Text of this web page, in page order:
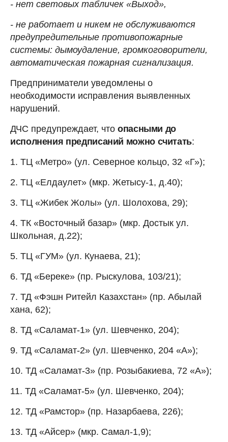
- нет световых табличек «Выход»,
- не работает и никем не обслуживаются
предупредительные противопожарные
системы: дымоудаление, громкоговорители,
автоматическая пожарная сигнализация.
Предприниматели уведомлены о
необходимости исправления выявленных
нарушений.
ДЧС предупреждает, что опасными до
исполнения предписаний можно считать:
1. ТЦ «Mетро» (ул. Северное кольцо, 32 «Г»);
2. ТЦ «Елдаулет» (мкр. Жетысу-1, д.40);
3. ТЦ «Жибек Жолы» (ул. Шолохова, 29);
4. ТК «Восточный базар» (мкр. Достык ул.
Школьная, д.22);
5. ТЦ «ГУМ» (ул. Кунаева, 21);
6. ТД «Береке» (пр. Рыскулова, 103/21);
7. ТД «Фэшн Ритейл Казахстан» (пр. Абылай
хана, 62);
8. ТД «Саламат-1» (ул. Шевченко, 204);
9. ТД «Саламат-2» (ул. Шевченко, 204 «А»);
10. ТД «Саламат-3» (пр. Розыбакиева, 72 «А»);
11. ТД «Саламат-5» (ул. Шевченко, 204);
12. ТД «Рамстор» (пр. Назарбаева, 226);
13. ТД «Айсер» (мкр. Самал-1,9);